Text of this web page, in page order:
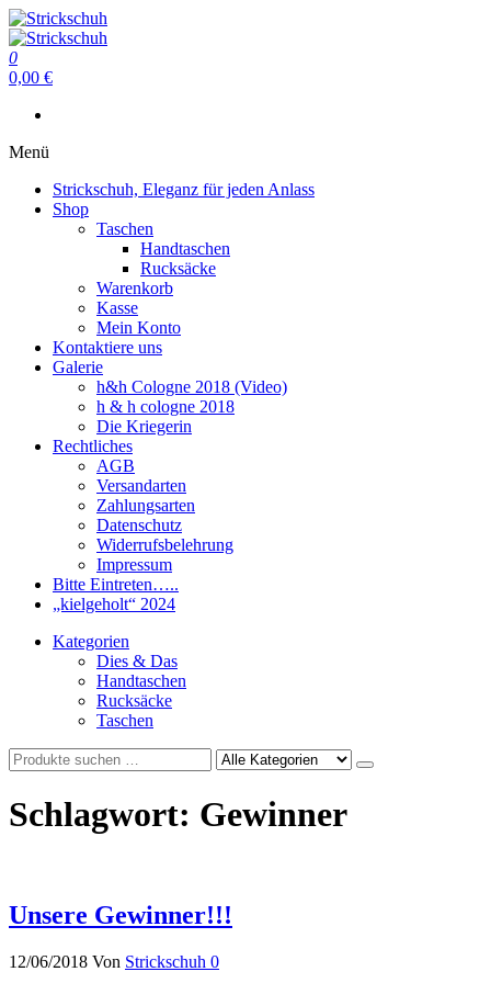
Zum
Inhalt
springen
Strickschuh
Strickschuh
0
0,00 €
Menü
Strickschuh, Eleganz für jeden Anlass
Shop
Taschen
Handtaschen
Rucksäcke
Warenkorb
Kasse
Mein Konto
Kontaktiere uns
Galerie
h&h Cologne 2018 (Video)
h & h cologne 2018
Die Kriegerin
Rechtliches
AGB
Versandarten
Zahlungsarten
Datenschutz
Widerrufsbelehrung
Impressum
Bitte Eintreten…..
„kielgeholt“ 2024
Kategorien
Dies & Das
Handtaschen
Rucksäcke
Taschen
Schlagwort: Gewinner
Unsere Gewinner!!!
12/06/2018 Von Strickschuh 0